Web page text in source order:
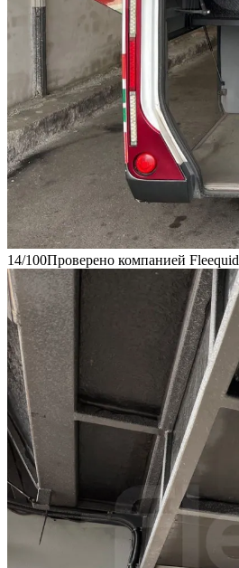
14/100Проверено компанией Fleequid